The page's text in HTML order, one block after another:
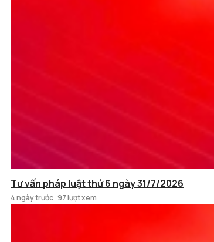
Tư vấn pháp luật thứ 6 ngày 31/7/2026
4 ngày trước 97 lượt xem